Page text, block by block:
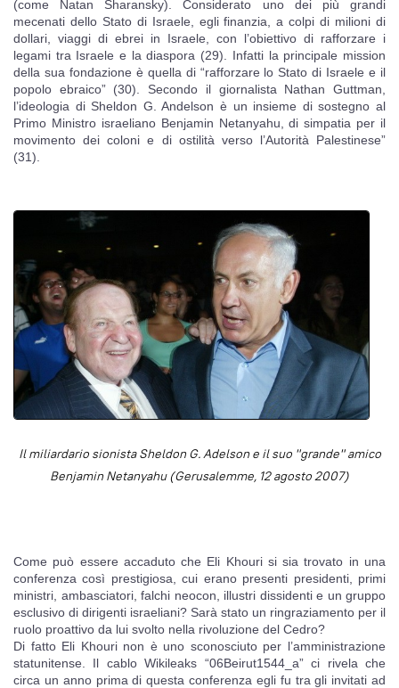
(come Natan Sharansky). Considerato uno dei più grandi
mecenati dello Stato di Israele, egli finanzia, a colpi di milioni di
dollari, viaggi di ebrei in Israele, con l’obiettivo di rafforzare i
legami tra Israele e la diaspora (29). Infatti la principale mission
della sua fondazione è quella di “rafforzare lo Stato di Israele e il
popolo ebraico” (30). Secondo il giornalista Nathan Guttman,
l’ideologia di Sheldon G. Andelson è un insieme di sostegno al
Primo Ministro israeliano Benjamin Netanyahu, di simpatia per il
movimento dei coloni e di ostilità verso l’Autorità Palestinese”
(31).
Il miliardario sionista Sheldon G. Adelson e il suo "grande" amico
Benjamin Netanyahu (Gerusalemme, 12 agosto 2007)
Come può essere accaduto che Eli Khouri si sia trovato in una
conferenza così prestigiosa, cui erano presenti presidenti, primi
ministri, ambasciatori, falchi neocon, illustri dissidenti e un gruppo
esclusivo di dirigenti israeliani? Sarà stato un ringraziamento per il
ruolo proattivo da lui svolto nella rivoluzione del Cedro?
Di fatto Eli Khouri non è uno sconosciuto per l’amministrazione
statunitense. Il cablo Wikileaks “06Beirut1544_a” ci rivela che
circa un anno prima di questa conferenza egli fu tra gli invitati ad